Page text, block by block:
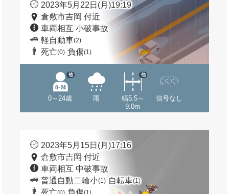
2023年5月22日(月)19:19
倉敷市吉岡 付近
車両相互 小破事故
軽自動車(2)
死亡(0) 負傷(1)
0～24歳
他
雨
幅5.5～
9.0m
他
信号なし
2023年5月15日(月)17:16
倉敷市吉岡 付近
車両相互 中破事故
普通自動二輪小(1) 自転車(1)
死亡(0) 負傷(1)